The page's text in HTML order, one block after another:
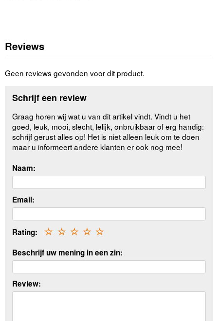
Reviews
Geen reviews gevonden voor dit product.
Schrijf een review
Graag horen wij wat u van dit artikel vindt. Vindt u het
goed, leuk, mooi, slecht, lelijk, onbruikbaar of erg handig:
schrijf gerust alles op! Het is niet alleen leuk om te doen
maar u informeert andere klanten er ook nog mee!
Naam:
Email:
Rating: ☆
☆
☆
☆
☆
Beschrijf uw mening in een zin:
Review: